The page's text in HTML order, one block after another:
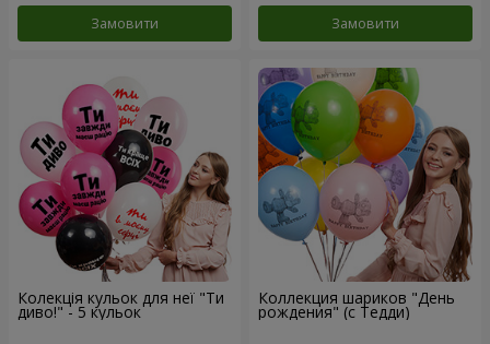
Замовити Замовити
Колекція кульок для неї "Ти
диво!" - 5 кульок
Коллекция шариков "День
рождения" (с Тедди)